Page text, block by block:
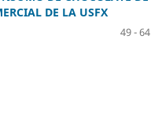
DE LA USFX
49 - 64